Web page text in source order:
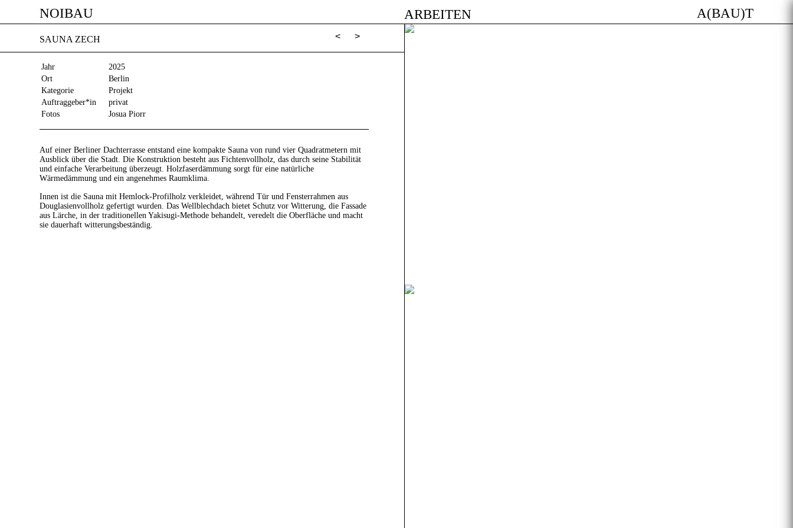
NOIBAU A(BAU)T
ARBEITEN
< >
SAUNA ZECH
Jahr
2025
Ort
Berlin
Kategorie
Projekt
Auftraggeber*in
privat
Fotos
Josua Piorr
Auf einer Berliner Dachterrasse entstand eine kompakte Sauna von rund vier Quadratmetern mit
Ausblick über die Stadt. Die Konstruktion besteht aus Fichtenvollholz, das durch seine Stabilität
und einfache Verarbeitung überzeugt. Holzfaserdämmung sorgt für eine natürliche
Wärmedämmung und ein angenehmes Raumklima.
Innen ist die Sauna mit Hemlock-Profilholz verkleidet, während Tür und Fensterrahmen aus
Douglasienvollholz gefertigt wurden. Das Wellblechdach bietet Schutz vor Witterung, die Fassade
aus Lärche, in der traditionellen Yakisugi-Methode behandelt, veredelt die Oberfläche und macht
sie dauerhaft witterungsbeständig.